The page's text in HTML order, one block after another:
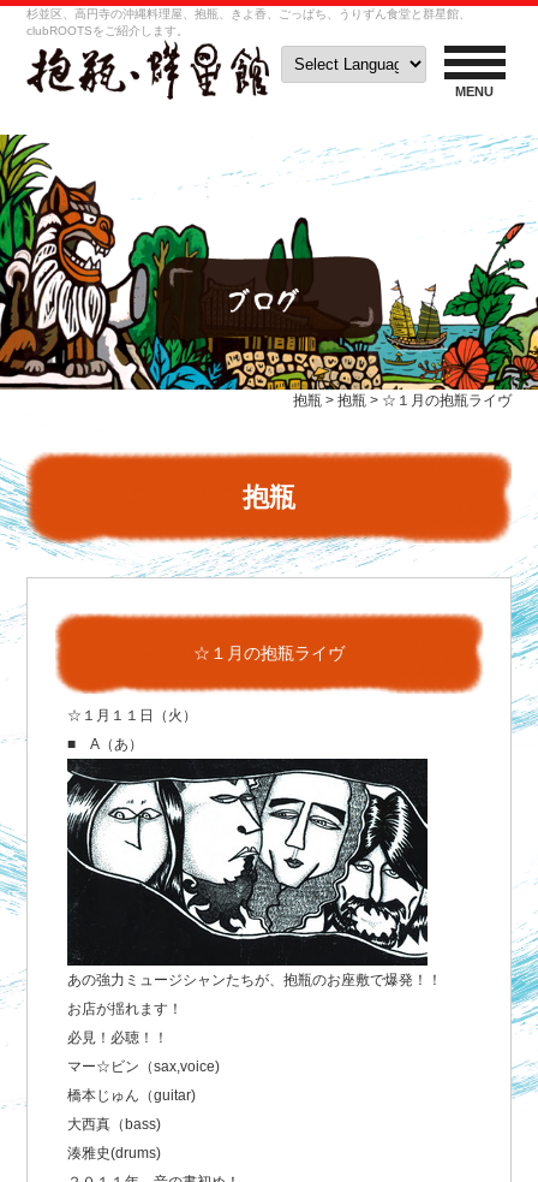
杉並区、高円寺の沖縄料理屋、抱瓶、きよ香、ごっぱち、うりずん食堂と群星館、
clubROOTSをご紹介します。
MENU
抱瓶 > 抱瓶 > ☆１月の抱瓶ライヴ
抱瓶
☆１月の抱瓶ライヴ
☆１月１１日（火）
■ A（あ）
あの強力ミュージシャンたちが、抱瓶のお座敷で爆発！！
お店が揺れます！
必見！必聴！！
マー☆ビン（sax,voice)
橋本じゅん（guitar)
大西真（bass)
湊雅史(drums)